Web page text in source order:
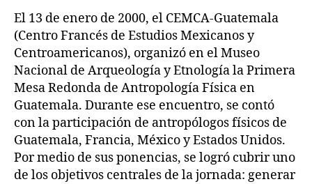
El 13 de enero de 2000, el CEMCA-Guatemala
(Centro Francés de Estudios Mexicanos y
Centroamericanos), organizó en el Museo
Nacional de Arqueología y Etnología la Primera
Mesa Redonda de Antropología Física en
Guatemala. Durante ese encuentro, se contó
con la participación de antropólogos físicos de
Guatemala, Francia, México y Estados Unidos.
Por medio de sus ponencias, se logró cubrir uno
de los objetivos centrales de la jornada: generar